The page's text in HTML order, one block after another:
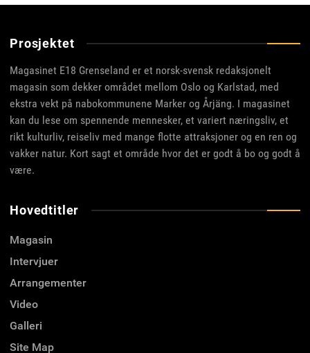
Prosjektet
Magasinet E18 Grenseland er et norsk-svensk redaksjonelt
magasin som dekker området mellom Oslo og Karlstad, med
ekstra vekt på nabokommunene Marker og Årjäng. I magasinet
kan du lese om spennende mennesker, et variert næringsliv, et
rikt kulturliv, reiseliv med mange flotte attraksjoner og en ren og
vakker natur. Kort sagt et område hvor det er godt å bo og godt å
være.
Hovedtitler
Magasin
Intervjuer
Arrangementer
Video
Galleri
Site Map